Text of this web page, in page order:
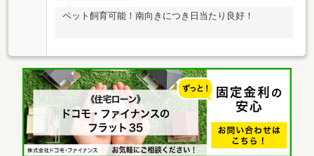
ペット飼育可能！南向きにつき日当たり良好！